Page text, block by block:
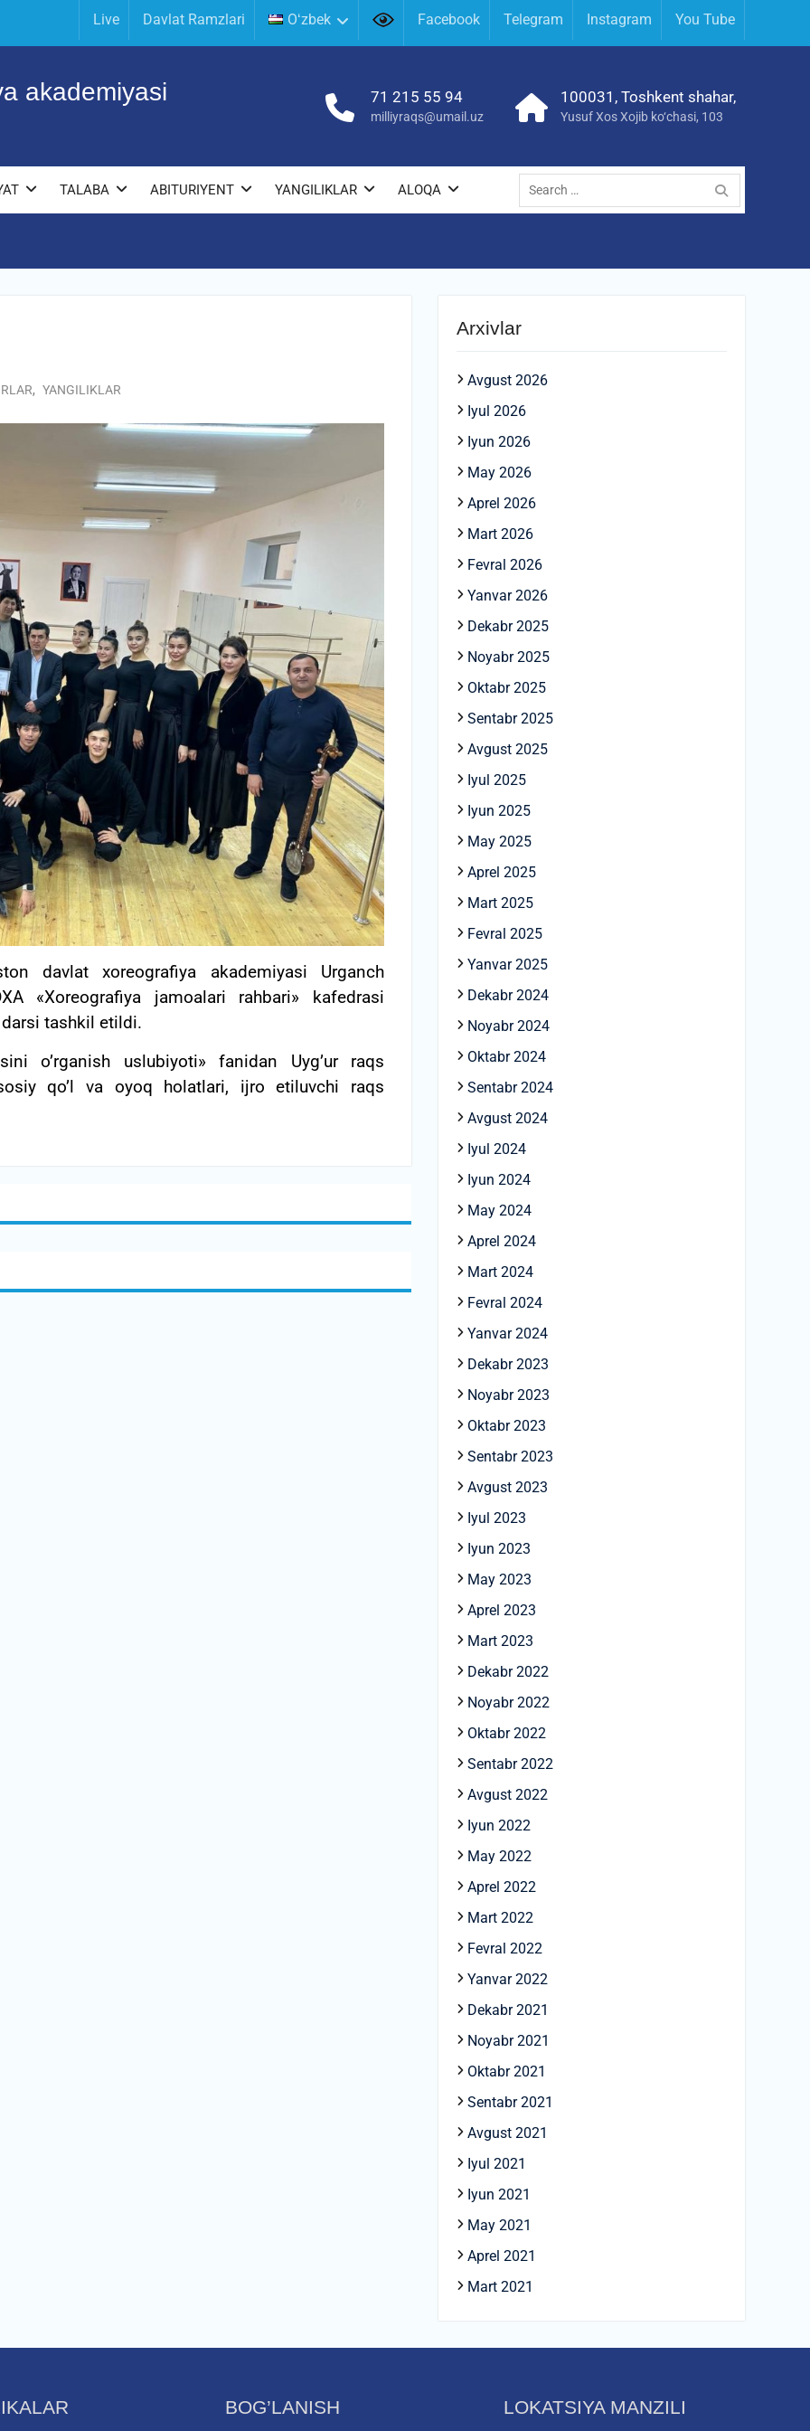
Live Davlat Ramzlari Oʻzbek Facebook Telegram Instagram You Tube
akademiyasi 71 215 55 94
milliyraqs@umail.uz
100031, Toshkent shahar,
Yusuf Xos Xojib ko‘chasi, 103
TALABA ABITURIYENT YANGILIKLAR ALOQA
Search
for:
, YANGILIKLAR
davlat xoreografiya akademiyasi Urganch
«Xoreografiya jamoalari rahbari» kafedrasi
tashkil etildi.
o’rganish uslubiyoti» fanidan Uyg’ur raqs
qo’l va oyoq holatlari, ijro etiluvchi raqs
Arxivlar
Avgust 2026
Iyul 2026
Iyun 2026
May 2026
Aprel 2026
Mart 2026
Fevral 2026
Yanvar 2026
Dekabr 2025
Noyabr 2025
Oktabr 2025
Sentabr 2025
Avgust 2025
Iyul 2025
Iyun 2025
May 2025
Aprel 2025
Mart 2025
Fevral 2025
Yanvar 2025
Dekabr 2024
Noyabr 2024
Oktabr 2024
Sentabr 2024
Avgust 2024
Iyul 2024
Iyun 2024
May 2024
Aprel 2024
Mart 2024
Fevral 2024
Yanvar 2024
Dekabr 2023
Noyabr 2023
Oktabr 2023
Sentabr 2023
Avgust 2023
Iyul 2023
Iyun 2023
May 2023
Aprel 2023
Mart 2023
Dekabr 2022
Noyabr 2022
Oktabr 2022
Sentabr 2022
Avgust 2022
Iyun 2022
May 2022
Aprel 2022
Mart 2022
Fevral 2022
Yanvar 2022
Dekabr 2021
Noyabr 2021
Oktabr 2021
Sentabr 2021
Avgust 2021
Iyul 2021
Iyun 2021
May 2021
Aprel 2021
Mart 2021
BOG’LANISH LOKATSIYA MANZILI